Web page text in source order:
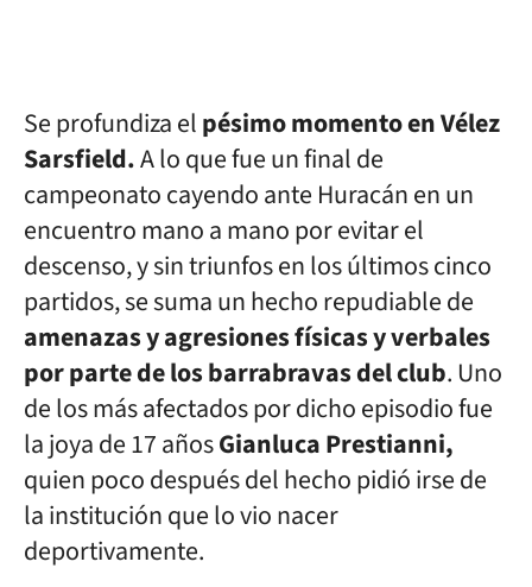
Se profundiza elpésimo momento en Vélez
Sarsfield.A lo que fue un final de
campeonato cayendo ante Huracán en un
encuentro mano a mano por evitar el
descenso, y sin triunfos en los últimos cinco
partidos, se suma un hecho repudiable de
amenazas y agresiones físicas y verbales
por parte de los barrabravas del club. Uno
de los más afectados por dicho episodio fue
la joya de 17 añosGianluca Prestianni,
quien poco después del hecho pidió irse de
la institución que lo vio nacer
deportivamente.